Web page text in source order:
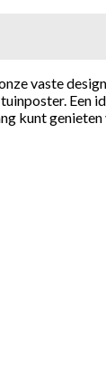
vaste
Een
kunt